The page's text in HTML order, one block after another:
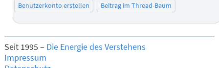
Benutzerkonto erstellen
Beitrag im Thread-Baum
Seit 1995 – Die Energie des Verstehens
Impressum